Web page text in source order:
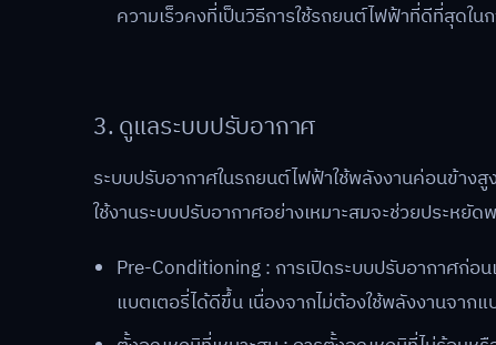
ความเร็วคงที่เป็นวิธีการใช้รถยนต์ไฟฟ้าที่ดีที่สุดใ
3. ดูแลระบบปรับอากาศ
ระบบปรับอากาศในรถยนต์ไฟฟ้าใช้พลังงานค่อนข้างสู
ใช้งานระบบปรับอากาศอย่างเหมาะสมจะช่วยประห
Pre-Conditioning : การเปิดระบบปรับอากาศก่อ
แบตเตอรี่ได้ดีขึ้น เนื่องจากไม่ต้องใช้พลังงานจา